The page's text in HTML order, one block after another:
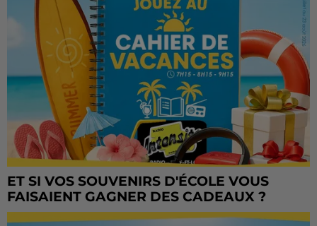
ET SI VOS SOUVENIRS D'ÉCOLE VOUS
FAISAIENT GAGNER DES CADEAUX ?